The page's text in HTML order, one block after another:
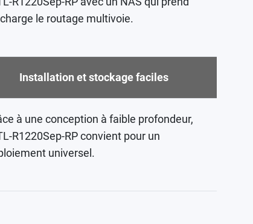
le routage multivoie.
Installation et stockage faciles
à une conception à faible profondeur,
R1220Sep-RP convient pour un
universel.